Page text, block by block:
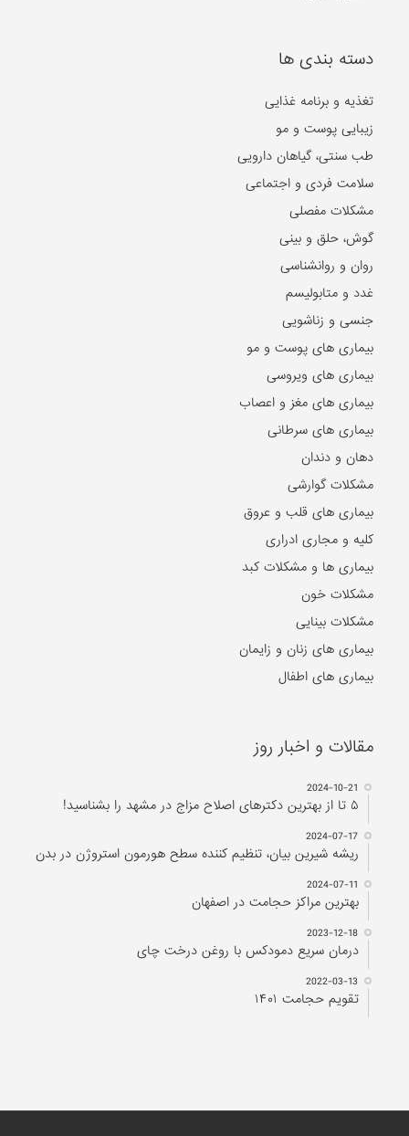
دسته بندی ها
تغذیه و برنامه غذایی
زیبایی پوست و مو
طب سنتی، گیاهان دارویی
سلامت فردی و اجتماعی
مشکلات مفصلی
گوش، حلق و بینی
روان و روانشناسی
غدد و متابولیسم
جنسی و زناشویی
بیماری های پوست و مو
بیماری های ویروسی
بیماری های مغز و اعصاب
بیماری های سرطانی
دهان و دندان
مشکلات گوارشی
بیماری های قلب و عروق
کلیه و مجاری ادراری
بیماری ها و مشکلات کبد
مشکلات خون
مشکلات بینایی
بیماری های زنان و زایمان
بیماری های اطفال
مقالات و اخبار روز
2024-10-21
۵ تا از بهترین دکتر‌های اصلاح مزاج در مشهد را بشناسید!
2024-07-17
ریشه شیرین بیان، تنظیم کننده سطح هورمون استروژن در بدن
2024-07-11
بهترین مراکز حجامت در اصفهان
2023-12-18
درمان سریع دمودکس با روغن درخت چای
2022-03-13
تقویم حجامت ۱۴۰۱